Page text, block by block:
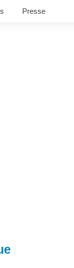
Presse